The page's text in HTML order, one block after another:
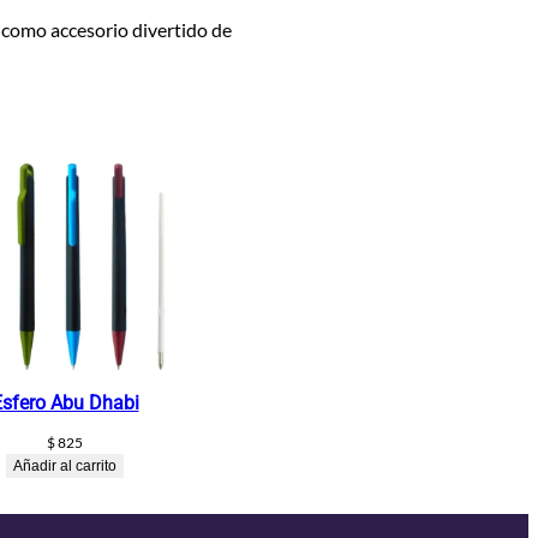
accesorio divertido de
Abu Dhabi
$825
Añadir al carrito